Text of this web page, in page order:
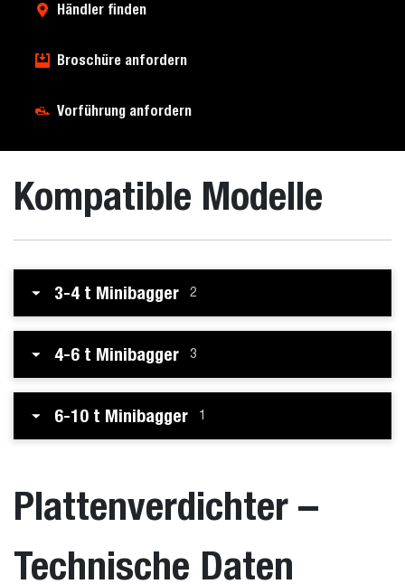
Händler finden
Broschüre anfordern
Vorführung anfordern
Kompatible Modelle
3-4 t Minibagger 2
4-6 t Minibagger 3
6-10 t Minibagger 1
Plattenverdichter –
Technische Daten